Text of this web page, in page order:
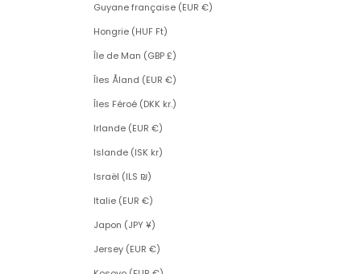
Guyane française (EUR €)
Hongrie (HUF Ft)
Île de Man (GBP £)
Îles Åland (EUR €)
Îles Féroé (DKK kr.)
Irlande (EUR €)
Islande (ISK kr)
Israël (ILS ₪)
Italie (EUR €)
Japon (JPY ¥)
Jersey (EUR €)